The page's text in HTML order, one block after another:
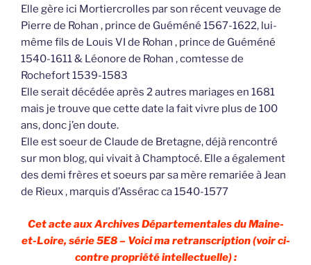
Elle gère ici Mortiercrolles par son récent veuvage de
Pierre de Rohan , prince de Guéméné 1567-1622, lui-
même fils de Louis VI de Rohan , prince de Guéméné
1540-1611 & Léonore de Rohan , comtesse de
Rochefort 1539-1583
Elle serait décédée après 2 autres mariages en 1681
mais je trouve que cette date la fait vivre plus de 100
ans, donc j’en doute.
Elle est soeur de Claude de Bretagne, déjà rencontré
sur mon blog, qui vivait à Champtocé. Elle a également
des demi frères et soeurs par sa mère remariée à Jean
de Rieux , marquis d’Assérac ca 1540-1577
Cet acte aux Archives Départementales du Maine-
et-Loire, série 5E8 – Voici ma retranscription (voir ci-
contre propriété intellectuelle) :